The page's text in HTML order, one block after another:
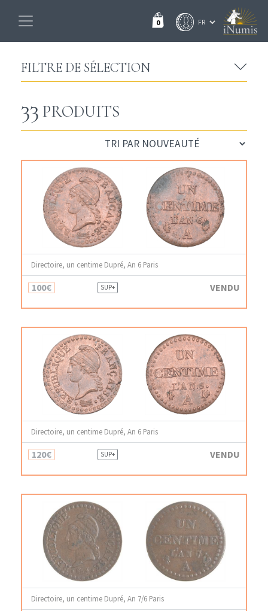
0
FILTRE DE SÉLECTION
33 PRODUITS
Directoire, un centime Dupré, An 6 Paris
100€ SUP+ VENDU
Directoire, un centime Dupré, An 6 Paris
120€ SUP+ VENDU
Directoire, un centime Dupré, An 7/6 Paris